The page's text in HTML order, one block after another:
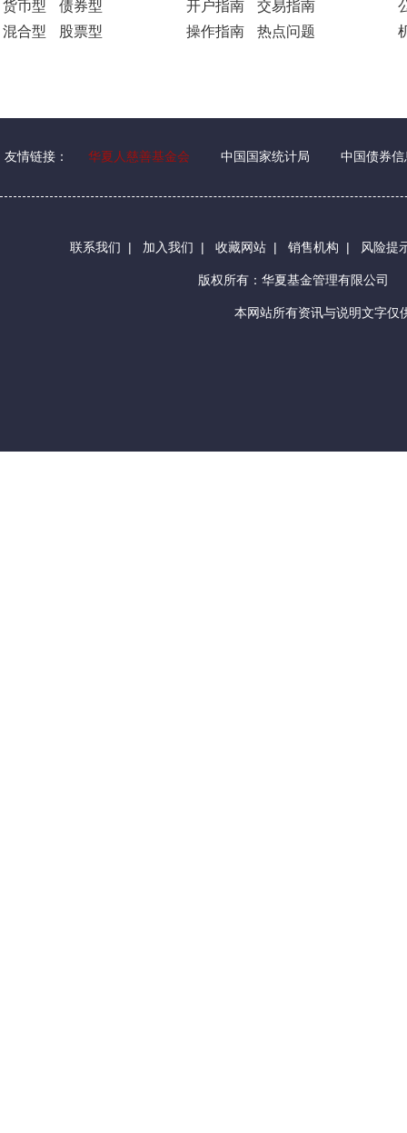
货币型
债券型
混合型
股票型
开户指南
交易指南
操作指南
热点问题
友情链接： 华夏人慈善基金会 中国国家统计局 中国债券信
联系我们 | 加入我们 | 收藏网站 | 销售机构 | 风险提
版权所有：华夏基金管理有限公司
本网站所有资讯与说明文字仅